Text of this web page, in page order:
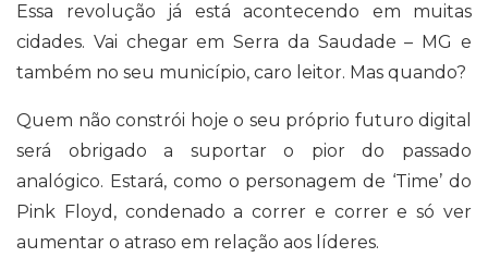
Essa revolução já está acontecendo em muitas
cidades. Vai chegar em Serra da Saudade – MG e
também no seu município, caro leitor. Mas quando?
Quem não constrói hoje o seu próprio futuro digital
será obrigado a suportar o pior do passado
analógico. Estará, como o personagem de ‘Time’ do
Pink Floyd, condenado a correr e correr e só ver
aumentar o atraso em relação aos líderes.